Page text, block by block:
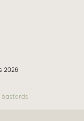
2026
bastards